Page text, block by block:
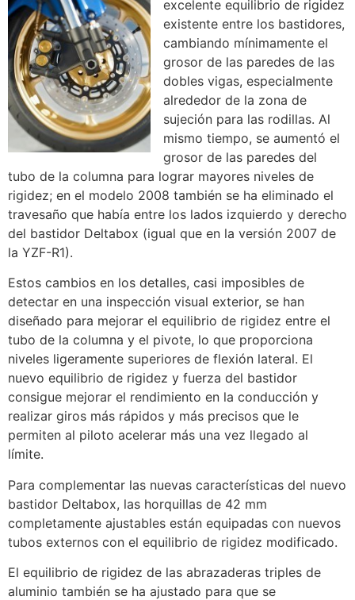
excelente equilibrio de rigidez
existente entre los bastidores,
cambiando mínimamente el
grosor de las paredes de las
dobles vigas, especialmente
alrededor de la zona de
sujeción para las rodillas. Al
mismo tiempo, se aumentó el
grosor de las paredes del
tubo de la columna para lograr mayores niveles de
rigidez; en el modelo 2008 también se ha eliminado el
travesaño que había entre los lados izquierdo y derecho
del bastidor Deltabox (igual que en la versión 2007 de
la YZF-R1).
Estos cambios en los detalles, casi imposibles de
detectar en una inspección visual exterior, se han
diseñado para mejorar el equilibrio de rigidez entre el
tubo de la columna y el pivote, lo que proporciona
niveles ligeramente superiores de flexión lateral. El
nuevo equilibrio de rigidez y fuerza del bastidor
consigue mejorar el rendimiento en la conducción y
realizar giros más rápidos y más precisos que le
permiten al piloto acelerar más una vez llegado al
límite.
Para complementar las nuevas características del nuevo
bastidor Deltabox, las horquillas de 42 mm
completamente ajustables están equipadas con nuevos
tubos externos con el equilibrio de rigidez modificado.
El equilibrio de rigidez de las abrazaderas triples de
aluminio también se ha ajustado para que se